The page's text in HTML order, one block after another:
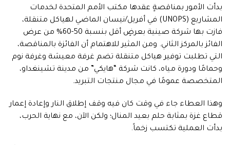
بدأت الأمور بمناقصةٍ عقدها مكتب الأمم المتحدة لخدمات
المشاريع (UNOPS) في أفريل/نيسان الماضي لهياكل متنقلة،
فازت بها شركة صينية بعرضٍ أقل بنسبة 50-60% من عرض
الفائز بالمركز الثاني. ومن المثير للاهتمام أن الفائزة بالمناقصة،
التي تطلبت توفير هياكل متنقلة تضم غرفة معيشة وغرفة نوم
وحمامًا ودورة مياه، كانت شركة “هايكي” من مدينة تشينغداو،
المتخصصة عمومًا في مجال منتجات التبريد.
وهذا العطاء جاء في وقت كان فيه وقف إطلاق النار وإعادة إعمار
قطاع غزة بمثابة حلم بعيد المنال؛ ولكن الآن، مع نهاية الحرب،
بدأت العملية تكتسب زخماً.